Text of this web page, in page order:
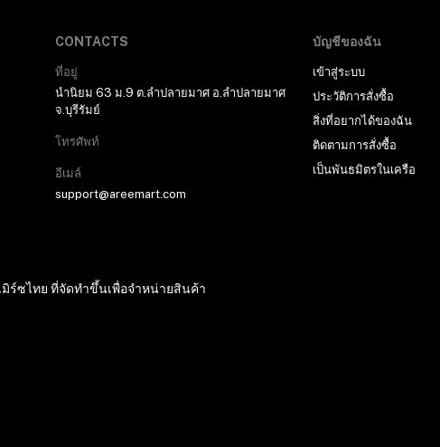
CONTACTS
ที่อยู่
นำนิยม 63 ม.9 ต.ลำปลายมาศ อ.ลำปลายมาศ
จ.บุรีรัมย์
โทรศัพท์
อีเมล์
support@areemart.com
บัญชีของฉัน
เข้าสู่ระบบ
ประวัติการสั่งซื้อ
สิ่งที่อยากได้ของฉัน
ติดตามการสั่งซื้อ
เป็นพันธมิตรในเครือ
ร์ซไทย ที่จัดทำขึ้นเพื่อจำหน่ายสินค้า